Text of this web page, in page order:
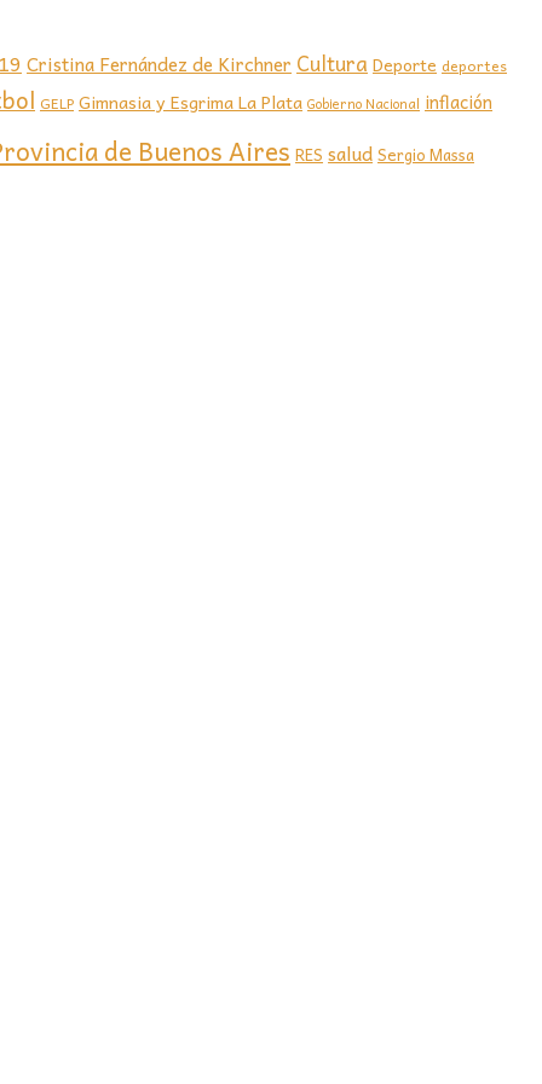
Cristina Fernández de Kirchner Cultura Deporte deportes
GELP Gimnasia y Esgrima La Plata Gobierno Nacional inflación
de Buenos Aires RES saludSergio Massa